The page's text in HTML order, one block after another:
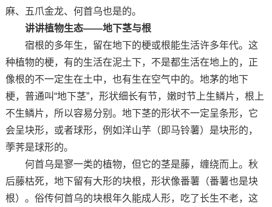
麻、五爪金龙、何首乌也是的。
讲讲植物生态——地下茎与根
宿根的多年生，留在地下的梗或根能生活许多年代。这
种植物的梗，有的生活在泥土下，不是都生活在地上的，正
像根的不一定生在土中，也有生在空气中的。地茅的地下
梗，普通叫“地下茎”，形状细长有节，嫩时节上生鳞片，根上
不生鳞片，所以容易分别。地下茎的形状不一定呈条形，它
会呈块形，或者球形，例如洋山芋（即马铃薯）是块形的，
荸荠是球形的。
何首乌是寥一类的植物，但它的茎是藤，缠绕而上。秋
后藤枯死，地下留有大形的块根，形状像番薯（番薯也是块
根）。俗传何首乌的块根年久能成人形，吃了长生不老，这